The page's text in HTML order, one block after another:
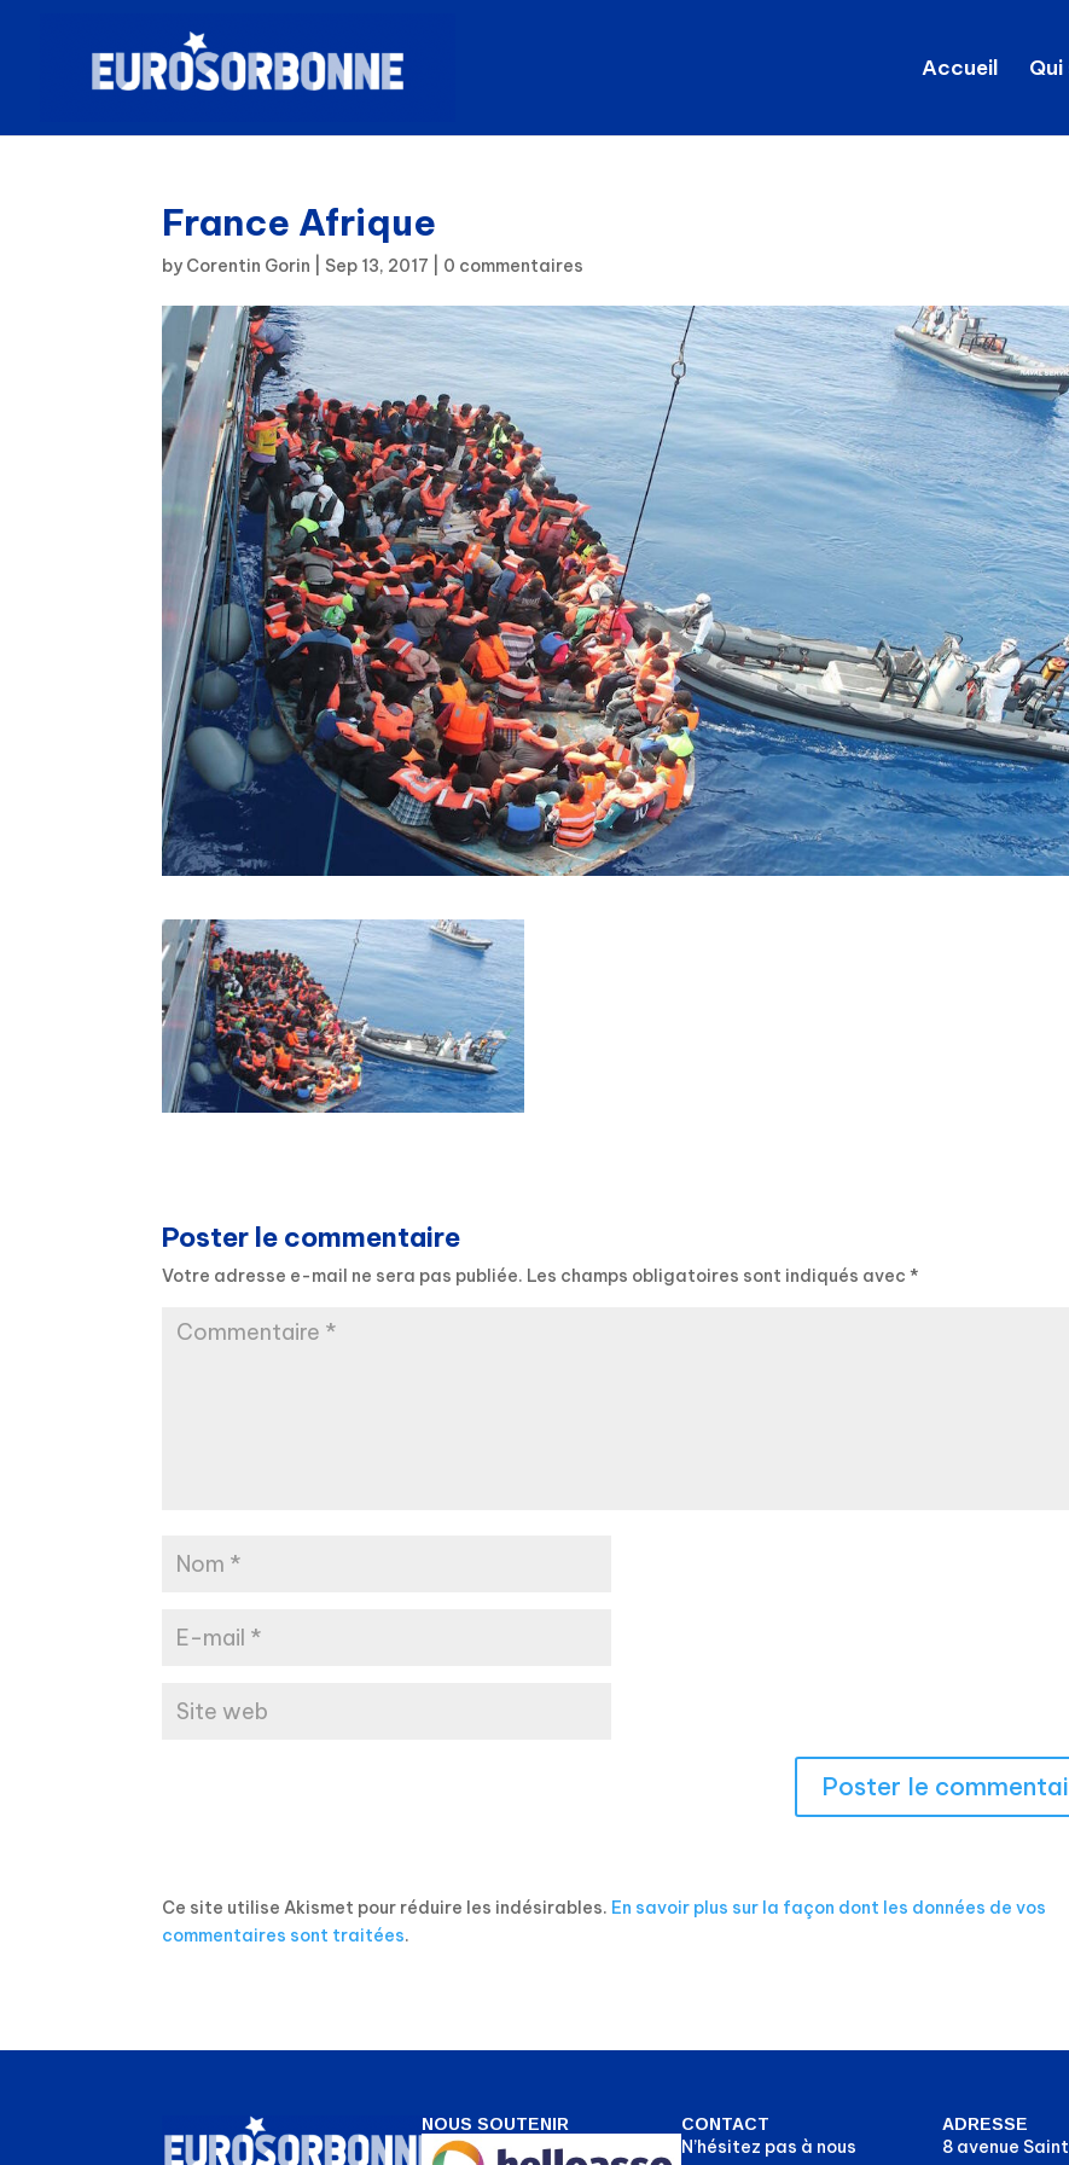
Accueil
France Afrique
by Corentin Gorin Sep 13, 2017 0 commentaires
Poster le commentaire
Votre adresse e-mail ne sera pas publiée. Les champs obligatoires sont indiqués avec*
Ce site utilise Akismet pour réduire les indésirables. En savoir plus sur la façon dont les données de vos
commentaires sont traitées.
NOUS SOUTENIR CONTACT
N’hésitez pas à nous
ADRESSE
8 avenue